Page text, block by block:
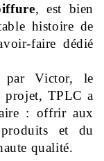
, est bien
histoire de
faire dédié
par Victor, le
projet, TPLC a
: offrir aux
et du
qualité.